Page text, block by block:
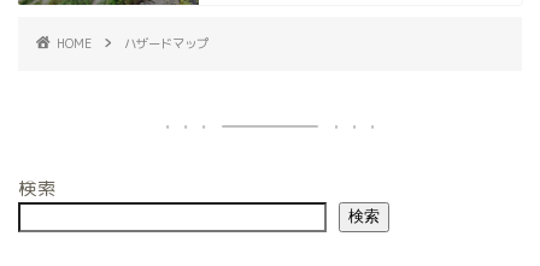
HOME ハザードマップ
検索
検索